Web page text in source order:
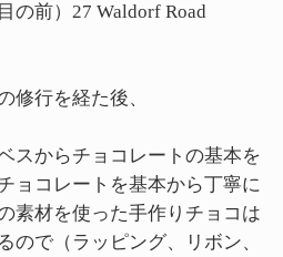
の前）27 Waldorf Road
修行を経た後、
スからチョコレートの基本を
ョコレートを基本から丁寧に
素材を使った手作りチョコは
ので（ラッピング、リボン、